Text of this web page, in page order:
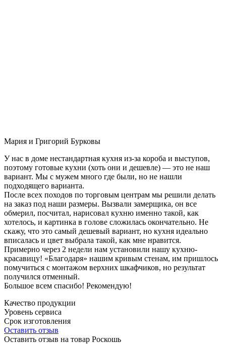
Мария и Григорий Бурковы
У нас в доме нестандартная кухня из-за короба и выступов,
поэтому готовые кухни (хоть они и дешевле) — это не наш
вариант. Мы с мужем много где были, но не нашли
подходящего варианта.
После всех походов по торговым центрам мы решили делать
на заказ под наши размеры. Вызвали замерщика, он все
обмерил, посчитал, нарисовал кухню именно такой, как
хотелось, и картинка в голове сложилась окончательно. Не
скажу, что это самый дешевый вариант, но кухня идеально
вписалась и цвет выбрала такой, как мне нравится.
Примерно через 2 недели нам установили нашу кухню-
красавицу! «Благодаря» нашим кривым стенам, им пришлось
помучиться с монтажом верхних шкафчиков, но результат
получился отменный.
Большое всем спасибо! Рекомендую!
Качество продукции
Уровень сервиса
Срок изготовления
Оставить отзыв
Оставить отзыв на товар Роскошь